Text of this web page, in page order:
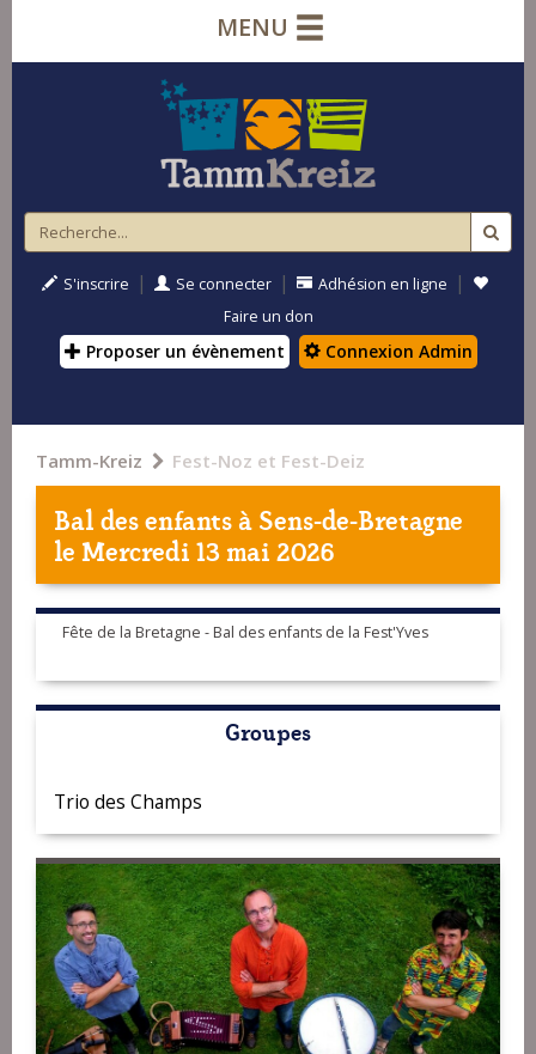
MENU
S'inscrire | Se connecter | Adhésion en ligne |
Faire un don
Proposer un évènement Connexion Admin
Tamm-Kreiz Fest-Noz et Fest-Deiz
Bal des enfants àSens-de-Bretagne
le Mercredi 13 mai 2026
Fête de la Bretagne - Bal des enfants de la Fest'Yves
Groupes
Trio des Champs